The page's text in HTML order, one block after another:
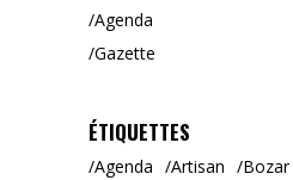
Agenda
Gazette
ÉTIQUETTES
Agenda Artisan Bozar